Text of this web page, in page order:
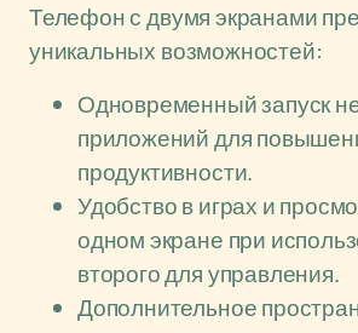
Телефон с двумя экранами
уникальных возможностей:
Одновременный запуск
приложений для
продуктивности.
Удобство в играх и
одном экране при
второго для управления.
Дополнительное